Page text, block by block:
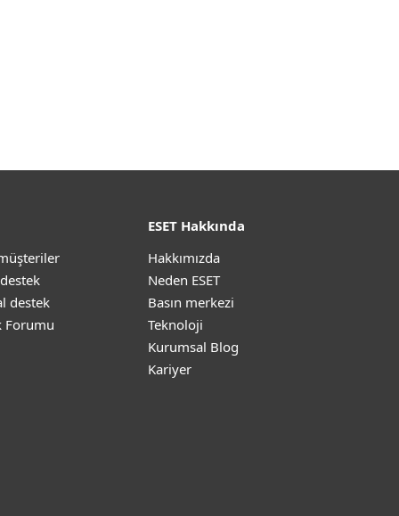
destek
Forumu
ESET Hakkında
Hakkımızda
Neden ESET
Basın merkezi
Teknoloji
Kurumsal Blog
Kariyer